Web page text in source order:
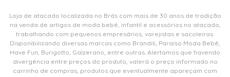
Loja de atacado localizada no Brás com mais de 30 anos de tradição
na venda de artigos de moda bebê, infantil e acessórios no atacado,
trabalhando com pequenos empresários, varejistas e sacoleiras.
Disponibilizando diversas marcas como Brandili, Paraíso Moda Bebê,
Have Fun, Burigotto, Galzerano, entre outras. Alertamos que havendo
divergência entre preços do produto, valerá o preço informado no
carrinho de compras, produtos que eventualmente apareçam com